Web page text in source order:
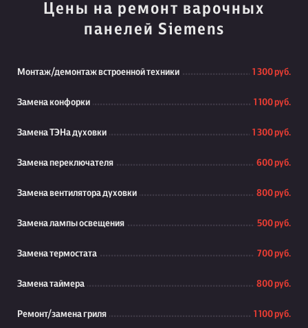
Цены на ремонт варочных
панелей Siemens
Монтаж/демонтаж встроенной техники 1 300 руб.
Замена конфорки 1 100 руб.
Замена ТЭНа духовки 1 300 руб.
Замена переключателя 600 руб.
Замена вентилятора духовки 800 руб.
Замена лампы освещения 500 руб.
Замена термостата 700 руб.
Замена таймера 800 руб.
Ремонт/замена гриля 1 100 руб.